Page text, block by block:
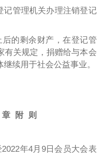
管理机关办理注销登记
的剩余财产，在登记管
有关规定，捐赠给与本会
续用于社会公益事业。
章 附 则
年4月9日会员大会表